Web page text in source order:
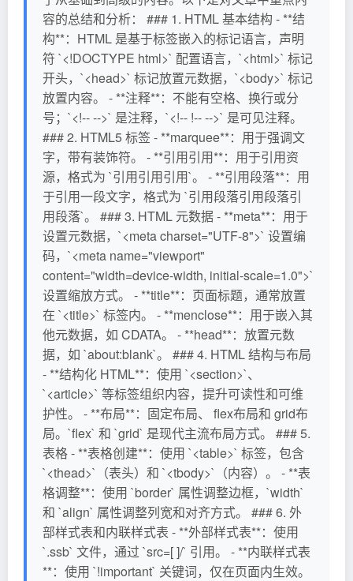
容的总结和分析： ### 1. HTML 基本结构 - **结
构**：HTML 是基于标签嵌入的标记语言，声明
符 `<!DOCTYPE html>` 配置语言，`<html>` 标记
开头，`<head>` 标记放置元数据，`<body>` 标记
放置内容。 - **注释**：不能有空格、换行或分
号；`<!-- -->` 是注释，`<!-- !-- -->` 是可见注释。
### 2. HTML5 标签 - **marquee**：用于强调文
字，带有装饰符。 - **引用引用**：用于引用资
源，格式为 `引用引用引用`。 - **引用段落**：用
于引用一段文字，格式为 `引用段落引用段落引
用段落`。 ### 3. HTML 元数据 - **meta**：用于
设置元数据，`<meta charset="UTF-8">` 设置编
码，`<meta name="viewport"
content="width=device-width, initial-scale=1.0">`
设置缩放方式。 - **title**：页面标题，通常放置
在 `<title>` 标签内。 - **menclose**：用于嵌入其
他元数据，如 CDATA。 - **head**：放置元数
据，如 `about:blank`。 ### 4. HTML 结构与布局
- **结构化 HTML**：使用 `<section>`、
`<article>` 等标签组织内容，提升可读性和可维
护性。 - **布局**：固定布局、 flex布局和 grid布
局。`flex` 和 `grid` 是现代主流布局方式。 ### 5.
表格 - **表格创建**：使用 `<table>` 标签，包含
`<thead>`（表头）和 `<tbody>`（内容）。 - **表
格调整**：使用 `border` 属性调整边框，`width`
和 `align` 属性调整列宽和对齐方式。 ### 6. 外
部样式表和内联样式表 - **外部样式表**：使用
`.ssb` 文件，通过 `src=[ ]/` 引用。 - **内联样式表
**：使用 `!important` 关键词，仅在页面内生效。